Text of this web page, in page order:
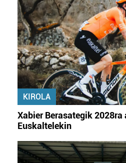
KIROLA
Xabier Berasategik 2028ra
Euskaltelekin